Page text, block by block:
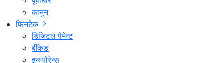
कानुन
फिनटेक
डिजिटल पेमेन्ट
बैंकिङ
इन्स्योरेन्स